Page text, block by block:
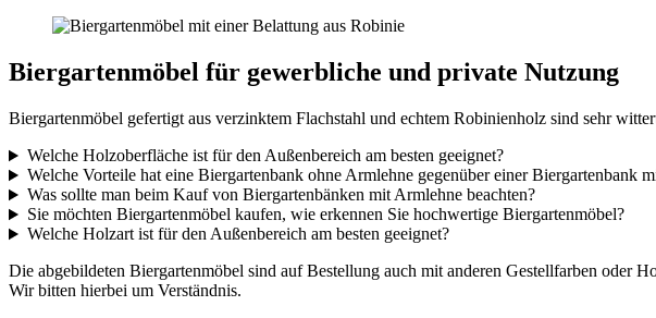
Biergartenmöbel für gewerbliche und private Nutzung
Biergartenmöbel gefertigt aus verzinktem Flachstahl und echtem Robinienholz sind sehr
Welche Holzoberfläche ist für den Außenbereich am besten geeignet?
Welche Vorteile hat eine Biergartenbank ohne Armlehne gegenüber einer Biergartenbank
Was sollte man beim Kauf von Biergartenbänken mit Armlehne beachten?
Sie möchten Biergartenmöbel kaufen, wie erkennen Sie hochwertige Biergartenmöbel?
Welche Holzart ist für den Außenbereich am besten geeignet?
Die abgebildeten Biergartenmöbel sind auf Bestellung auch mit anderen Gestellfarben oder
Wir bitten hierbei um Verständnis.